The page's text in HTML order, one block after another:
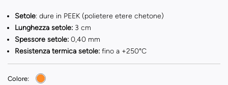
Setole: dure in PEEK (polietere etere chetone)
Lunghezza setole: 3 cm
Spessore setole: 0,40 mm
Resistenza termica setole: fino a +250°C
Colore: